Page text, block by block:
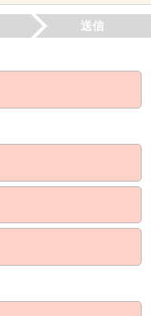
送信